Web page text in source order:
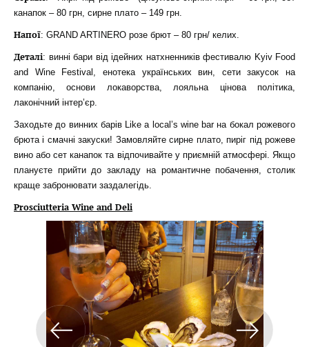
канапок – 80 грн, сирне плато – 149 грн.
Напої: GRAND ARTINERO розе брют – 80 грн/ келих.
Деталі: винні бари від ідейних натхненників фестивалю Kyiv Food
and Wine Festival, енотека українських вин, сети закусок на
компанію, основи локаворства, лояльна цінова політика,
лаконічний інтер’єр.
Заходьте до винних барів Like a local’s wine bar на бокал рожевого
брюта і смачні закуски! Замовляйте сирне плато, пиріг під рожеве
вино або сет канапок та відпочивайте у приємній атмосфері. Якщо
плануєте прийти до закладу на романтичне побачення, столик
краще забронювати заздалегідь.
Prosciutteria Wine and Deli